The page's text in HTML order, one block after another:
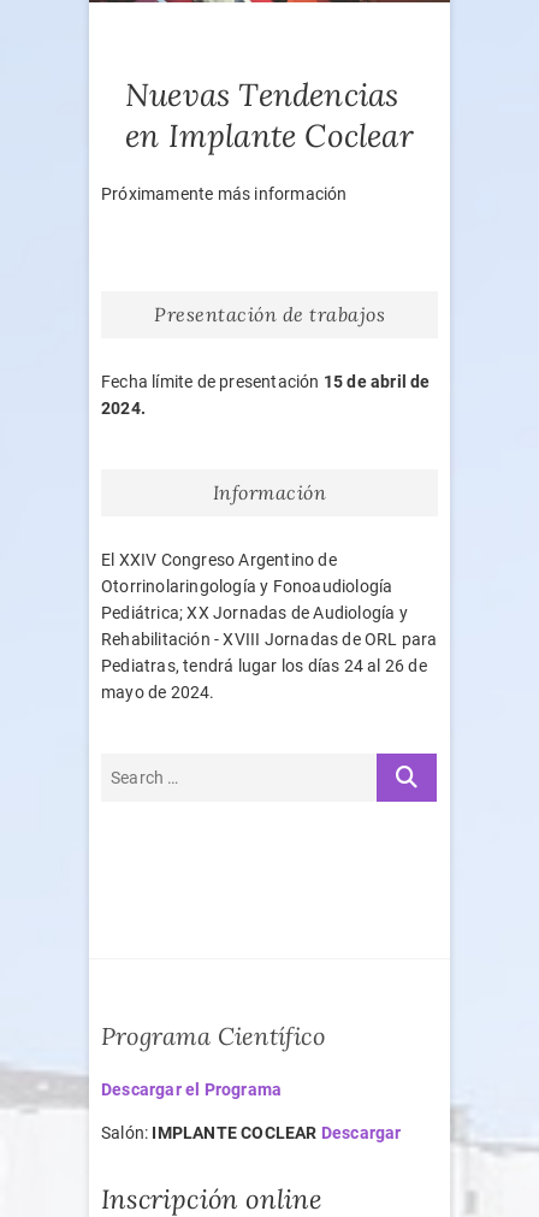
Nuevas Tendencias
en Implante Coclear
Próximamente más información
Presentación de trabajos
Fecha límite de presentación 15 de abril de
2024.
Información
El XXIV Congreso Argentino de
Otorrinolaringología y Fonoaudiología
Pediátrica; XX Jornadas de Audiología y
Rehabilitación - XVIII Jornadas de ORL para
Pediatras, tendrá lugar los días 24 al 26 de
mayo de 2024.
Programa Científico
Descargar el Programa
Salón: IMPLANTE COCLEAR Descargar
Inscripción online